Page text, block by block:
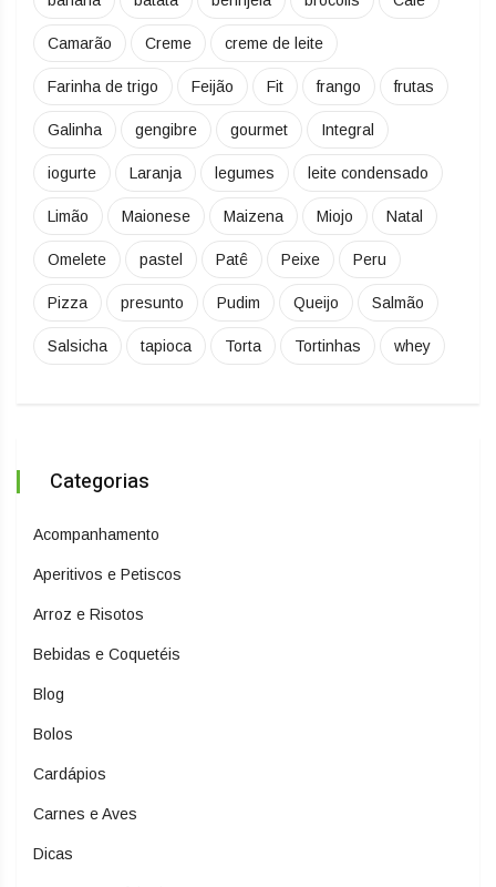
Camarão Creme creme de leite
Farinha de trigo Feijão Fit frango frutas
Galinha gengibre gourmet Integral
iogurte Laranja legumes leite condensado
Limão Maionese Maizena Miojo Natal
Omelete pastel Patê Peixe Peru
Pizza presunto Pudim Queijo Salmão
Salsicha tapioca Torta Tortinhas whey
Categorias
Acompanhamento
Aperitivos e Petiscos
Arroz e Risotos
Bebidas e Coquetéis
Blog
Bolos
Cardápios
Carnes e Aves
Dicas